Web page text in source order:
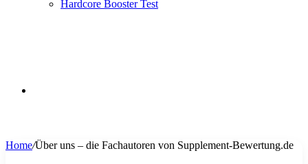
Hardcore Booster Test
Home/Über uns – die Fachautoren von Supplement-Bewertung.de